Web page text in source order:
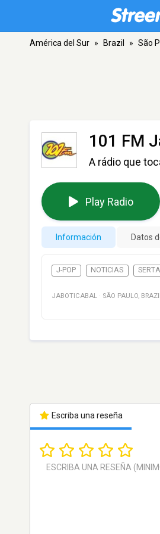
América del Sur » Brazil » São
101 FM
A rádio que
Play Radio
Información Datos
J-POP NOTICIAS
JABOTICABAL · SÃO PAULO,
Escriba una reseña